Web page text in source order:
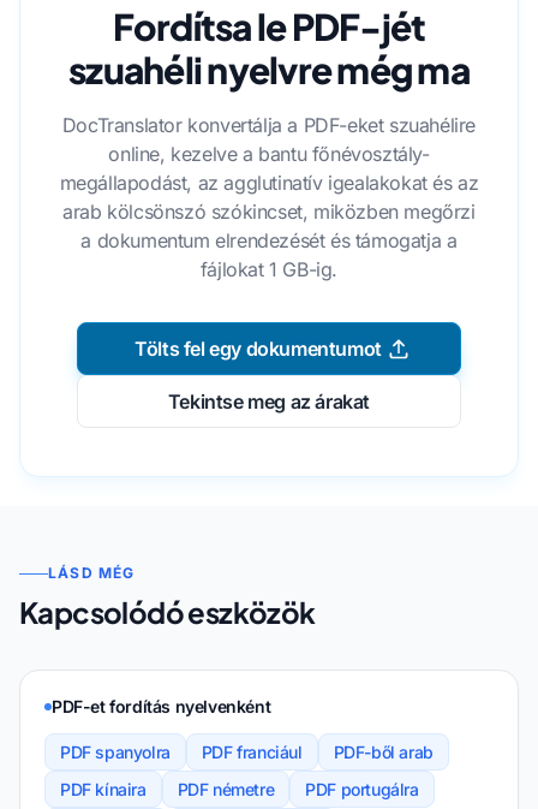
Fordítsa le PDF-jét
szuahéli nyelvre még ma
DocTranslator konvertálja a PDF-eket szuahélire
online, kezelve a bantu főnévosztály-
megállapodást, az agglutinatív igealakokat és az
arab kölcsönszó szókincset, miközben megőrzi
a dokumentum elrendezését és támogatja a
fájlokat 1 GB-ig.
Tölts fel egy dokumentumot
Tekintse meg az árakat
LÁSD MÉG
Kapcsolódó eszközök
PDF-et fordítás nyelvenként
PDF spanyolra PDF franciául
PDF-ből arab
PDF kínaira
PDF németre
PDF portugálra